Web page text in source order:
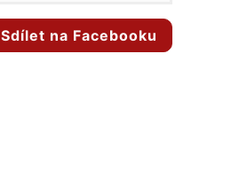
Sdílet na Facebooku